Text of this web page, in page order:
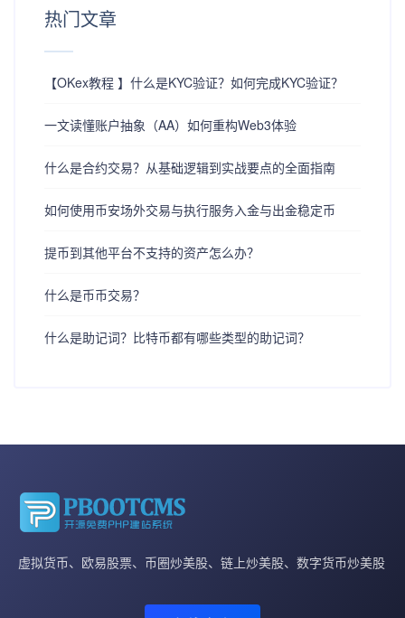
热门文章
【OKex教程 】什么是KYC验证？如何完成KYC验证？
一文读懂账户抽象（AA）如何重构Web3体验
什么是合约交易？从基础逻辑到实战要点的全面指南
如何使用币安场外交易与执行服务入金与出金稳定币
提币到其他平台不支持的资产怎么办？
什么是币币交易？
什么是助记词？比特币都有哪些类型的助记词？
虚拟货币、欧易股票、币圈炒美股、链上炒美股、数字货币炒美股